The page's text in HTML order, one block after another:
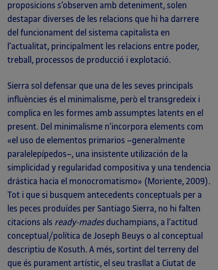
proposicions s’observen amb deteniment, solen
destapar diverses de les relacions que hi ha darrere
del funcionament del sistema capitalista en
l’actualitat, principalment les relacions entre poder,
treball, processos de producció i explotació.
Sierra sol defensar que una de les seves principals
influències és el minimalisme, però el transgredeix i
complica en les formes amb assumptes latents en el
present. Del minimalisme n’incorpora elements com
«el uso de elementos primarios –generalmente
paralelepípedos–, una insistente utilización de la
simplicidad y regularidad compositiva y una tendencia
drástica hacia el monocromatismo» (Moriente, 2009).
Tot i que si busquem antecedents conceptuals per a
les peces produïdes per Santiago Sierra, no hi falten
citacions als ready-madesduchampians, a l’actitud
conceptual/política de Joseph Beuys o al conceptual
descriptiu de Kosuth. A més, sortint del terreny del
que és purament artístic, el seu trasllat a Ciutat de